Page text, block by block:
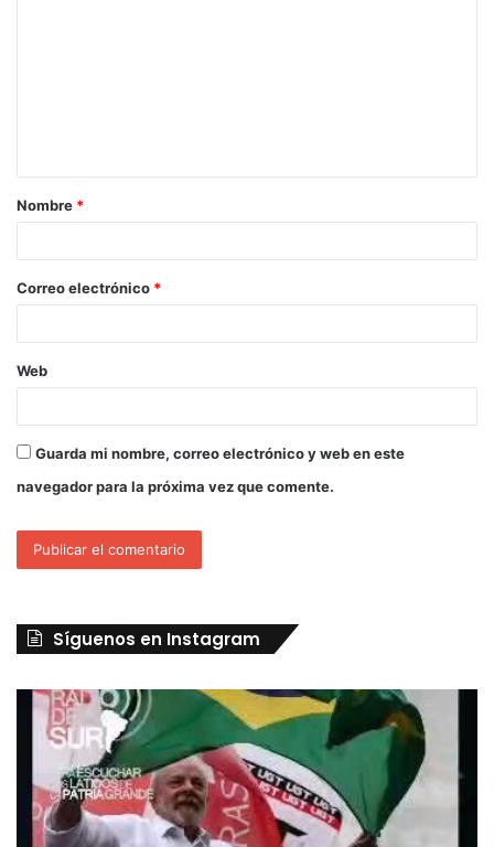
Nombre *
Correo electrónico *
Web
Guarda mi nombre, correo electrónico y web en este
navegador para la próxima vez que comente.
Síguenos en Instagram